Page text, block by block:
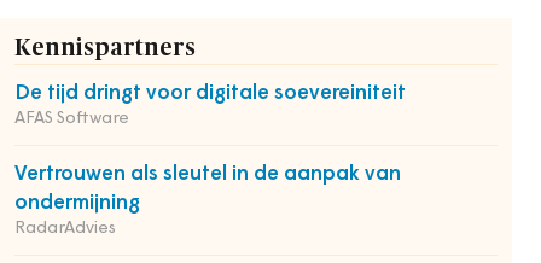
Kennispartners
De tijd dringt voor digitale soevereiniteit
AFAS Software
Vertrouwen als sleutel in de aanpak van
ondermijning
RadarAdvies